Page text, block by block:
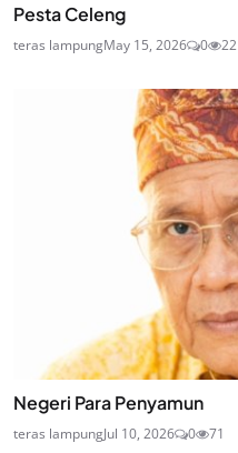
Pesta Celeng
teras lampungMay 15, 2026 0 22
Negeri Para Penyamun
teras lampungJul 10, 2026 0 71